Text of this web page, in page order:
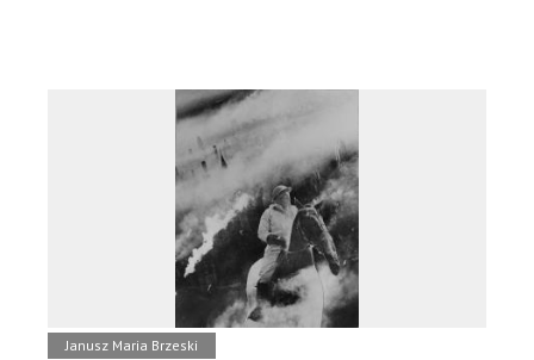
Janusz Maria Brzeski